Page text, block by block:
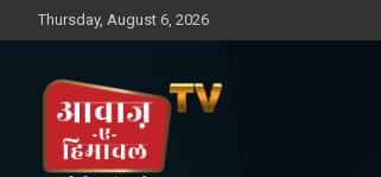
to
Thursday, August 6, 2026